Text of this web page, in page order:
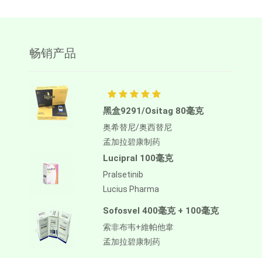
畅销产品
黑盒9291/Ositag 80毫克
奥希替尼/奥西替尼
孟加拉碧康制药
Lucipral 100毫克
Pralsetinib
Lucius Pharma
Sofosvel 400毫克 + 100毫克
索非布韦+維帕他韋
孟加拉碧康制药